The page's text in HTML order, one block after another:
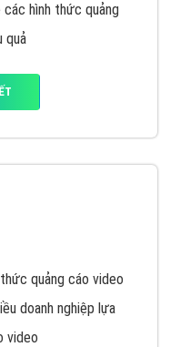
hình thức quảng
quả
quảng cáo video
doanh nghiệp lựa
video